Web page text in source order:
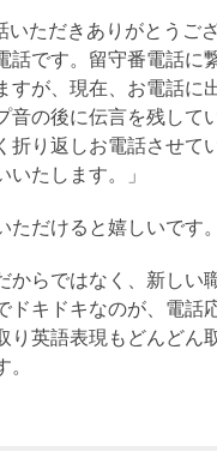
いただきありがとうご
話です。留守番電話に
すが、現在、お電話に
音の後に伝言を残して
折り返しお電話させて
いたします。」
ただけると嬉しいです。
からではなく、新しい
ドキドキなのが、電話
り英語表現もどんどん